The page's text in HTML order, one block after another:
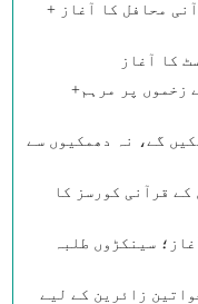
محافل کا آغاز +
کا آغاز
زخموں پر مرہم+
گے، نہ دھمکیوں سے
قرآنی کورسز کا
سینکڑوں طلبہ
زائرین کے لیے